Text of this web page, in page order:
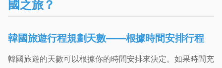
國之旅？
韓國旅遊行程規劃天數——根據時間安排行程
韓國旅遊的天數可以根據你的時間安排來決定。如果時間充